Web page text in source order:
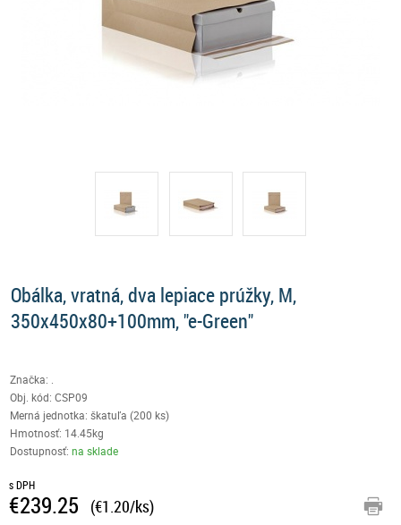
Obálka, vratná, dva lepiace prúžky, M,
350x450x80+100mm, "e-Green"
Značka: .
Obj. kód:CSP09
Merná jednotka: škatuľa (200 ks)
Hmotnosť: 14.45kg
Dostupnosť:na sklade
s DPH
€239.25 (€1.20/ks)